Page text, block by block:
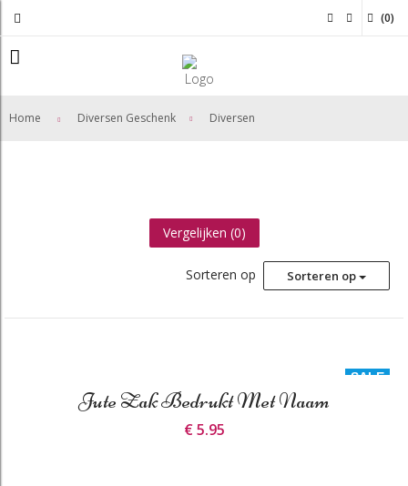
(0)
Home Diversen Geschenk Diversen
Vergelijken (0)
Sorteren op Sorteren op
SALE
Jute Zak Bedrukt Met Naam
€ 5.95